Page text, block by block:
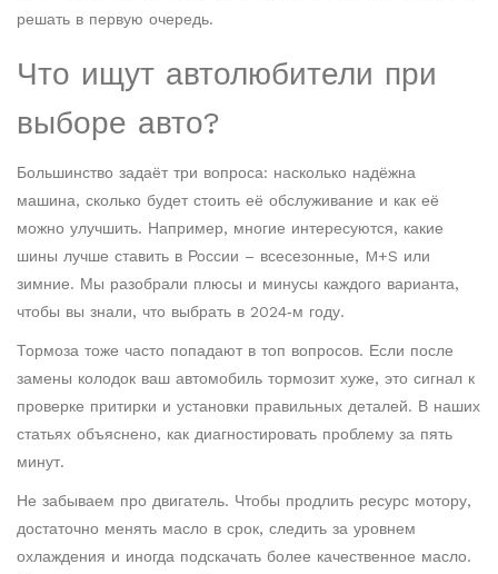
решать в первую очередь.
Что ищут автолюбители при
выборе авто?
Большинство задаёт три вопроса: насколько надёжна
машина, сколько будет стоить её обслуживание и как её
можно улучшить. Например, многие интересуются, какие
шины лучше ставить в России – всесезонные, M+S или
зимние. Мы разобрали плюсы и минусы каждого варианта,
чтобы вы знали, что выбрать в 2024‑м году.
Тормоза тоже часто попадают в топ вопросов. Если после
замены колодок ваш автомобиль тормозит хуже, это сигнал к
проверке притирки и установки правильных деталей. В наших
статьях объяснено, как диагностировать проблему за пять
минут.
Не забываем про двигатель. Чтобы продлить ресурс мотору,
достаточно менять масло в срок, следить за уровнем
охлаждения и иногда подскачать более качественное масло.